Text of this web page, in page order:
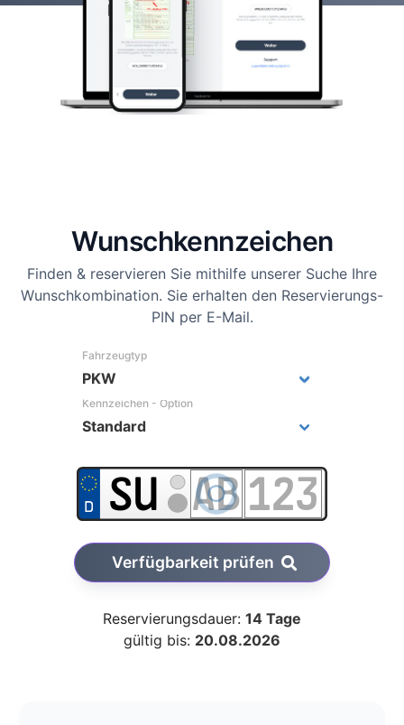
Wunsch­kennzeichen
Finden & reservieren Sie mithilfe unserer Suche Ihre
Wunschkombination. Sie erhalten den Reservierungs-
PIN per E-Mail.
Fahrzeugtyp
Kennzeichen - Option
Verfügbarkeit prüfen
Reservierungsdauer: 14 Tage
gültig bis: 20.08.2026